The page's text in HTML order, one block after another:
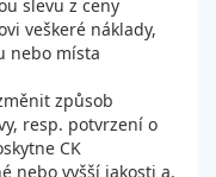
slevu z ceny
veškeré náklady,
nebo místa
způsob
resp. potvrzení o
CK
nebo vyšší jakosti a,